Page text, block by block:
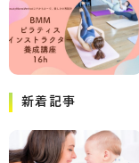
新着記事